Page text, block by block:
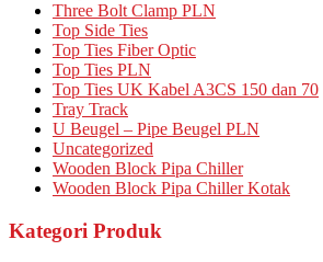
Three Bolt Clamp PLN
Top Side Ties
Top Ties Fiber Optic
Top Ties PLN
Top Ties UK Kabel A3CS 150 dan 70
Tray Track
U Beugel – Pipe Beugel PLN
Uncategorized
Wooden Block Pipa Chiller
Wooden Block Pipa Chiller Kotak
Kategori Produk